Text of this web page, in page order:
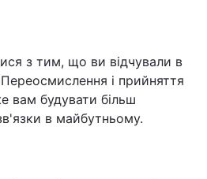
з тим, що ви відчували в
і прийняття
вам будувати більш
в майбутньому.